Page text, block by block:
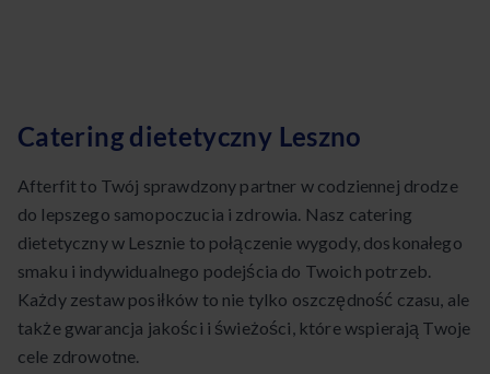
Catering dietetyczny Leszno
Afterfit to Twój sprawdzony partner w codziennej drodze
do lepszego samopoczucia i zdrowia. Nasz catering
dietetyczny w Lesznie to połączenie wygody, doskonałego
smaku i indywidualnego podejścia do Twoich potrzeb.
Każdy zestaw posiłków to nie tylko oszczędność czasu, ale
także gwarancja jakości i świeżości, które wspierają Twoje
cele zdrowotne.